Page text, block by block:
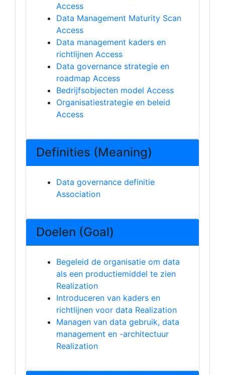
Access
Data Management Maturity Scan
Access
Data management kaders en
richtlijnen Access
Data governance strategie en
roadmap Access
Bedrijfsobjecten model Access
Organisatiestrategie en beleid
Access
Definities (Meaning)
Data governance definitie
Association
Doelen (Goal)
Begeleid de organisatie om data
als een productiemiddel te zien
Realization
Introduceren van kaders en
richtlijnen voor data Realization
Managen van data gebruik, data
management en -architectuur
Realization